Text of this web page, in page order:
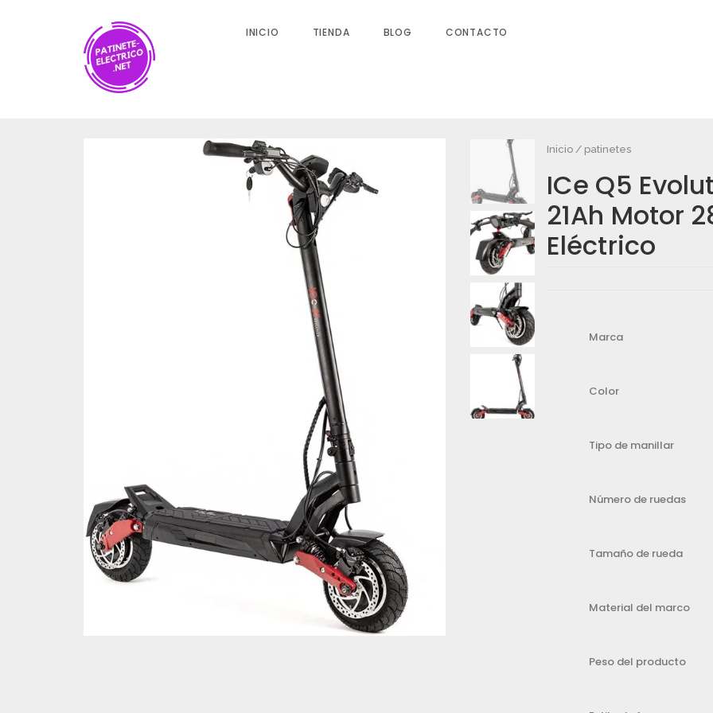
INICIO TIENDA BLOG CONTACTO
Inicio / patinetes
ICe Q5
21Ah Motor
Eléctrico
Marca
Color
Tipo de manillar
Número de ruedas
Tamaño de rueda
Material del marco
Peso del producto
Valoraciones
SÉ EL PRIMERO EN VALORAR “ICE Q5 EVOLUTION MAX 60V 21AH MOTOR 2800W
Tu dirección de correo electrónico no será publicada.
Los campos obligatorios están marcados
Guarda mi nombre, correo electrónico y web en este navegador para la próxima vez que comente.
Tu puntuación*
*